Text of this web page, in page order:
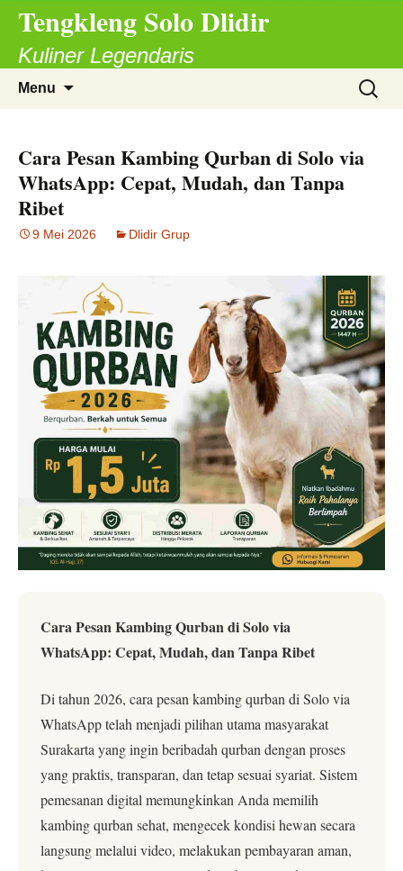
Tengkleng Solo Dlidir
Kuliner Legendaris
Menu
Cari
untuk:
Cara Pesan Kambing Qurban di Solo via
WhatsApp: Cepat, Mudah, dan Tanpa
Ribet
9 Mei 2026 Dlidir Grup
Cara Pesan Kambing Qurban di Solo via
WhatsApp: Cepat, Mudah, dan Tanpa Ribet
Di tahun 2026, cara pesan kambing qurban di Solo via
WhatsApp telah menjadi pilihan utama masyarakat
Surakarta yang ingin beribadah qurban dengan proses
yang praktis, transparan, dan tetap sesuai syariat. Sistem
pemesanan digital memungkinkan Anda memilih
kambing qurban sehat, mengecek kondisi hewan secara
langsung melalui video, melakukan pembayaran aman,